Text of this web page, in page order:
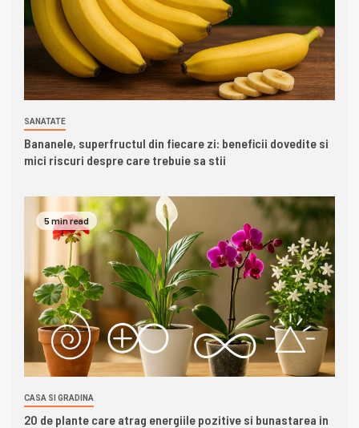
SANATATE
Bananele, superfructul din fiecare zi: beneficii dovedite si
mici riscuri despre care trebuie sa stii
5 min read
CASA SI GRADINA
20 de plante care atrag energiile pozitive si bunastarea in